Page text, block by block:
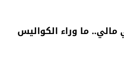
ما وراء الكواليس